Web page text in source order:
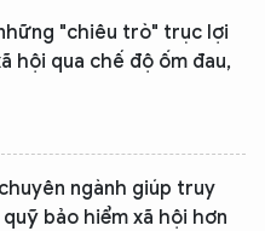
"chiêu trò" trục lợi
hội qua chế độ ốm đau,
ngành giúp truy
bảo hiểm xã hội hơn